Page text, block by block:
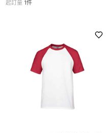
起訂量 1件